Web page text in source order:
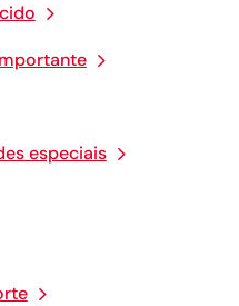
especiais